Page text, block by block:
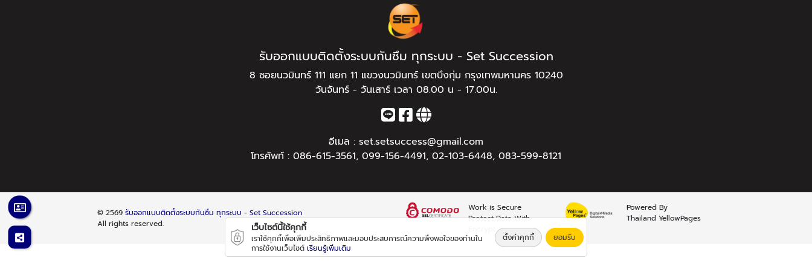
รับออกแบบติดตั้งระบบกันซึม ทุกระบบ - Set Succession
8 ซอยนวมินทร์ 111 แยก 11 แขวงนวมินทร์ เขตบึงกุ่ม กรุงเทพมหานคร 10240
วันจันทร์ - วันเสาร์ เวลา 08.00 น - 17.00น.
อีเมล : set.setsuccess@gmail.com
โทรศัพท์ : 086-615-3561, 099-156-4491, 02-103-6448, 083-599-8121
© 2569รับออกแบบติดตั้งระบบกันซึม ทุกระบบ - Set Succession
All rights reserved.
Work is Secure
Protect Data With
Powered By
Thailand YellowPages
เว็บไซต์นี้ใช้คุกกี้
เราใช้คุกกี้เพื่อเพิ่มประสิทธิภาพและมอบประสบการณ์ความพึงพอใจของท่านใน
การใช้งานเว็บไซต์ เรียนรู้เพิ่มเติม
ตั้งค่าคุกกี้ ยอมรับ